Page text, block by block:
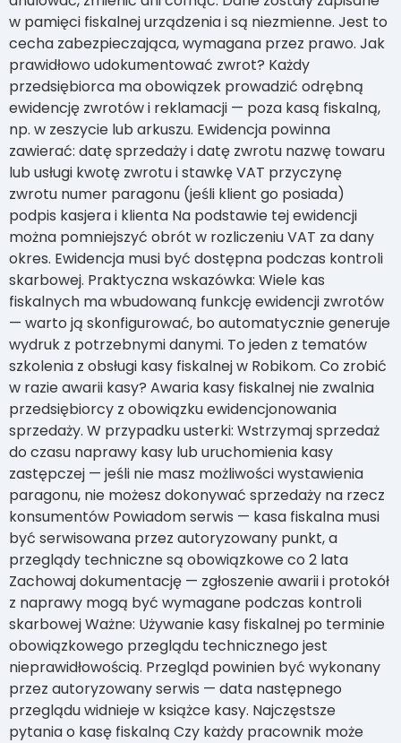
w pamięci fiskalnej urządzenia i są niezmienne. Jest to
cecha zabezpieczająca, wymagana przez prawo. Jak
prawidłowo udokumentować zwrot? Każdy
przedsiębiorca ma obowiązek prowadzić odrębną
ewidencję zwrotów i reklamacji — poza kasą fiskalną,
np. w zeszycie lub arkuszu. Ewidencja powinna
zawierać: datę sprzedaży i datę zwrotu nazwę towaru
lub usługi kwotę zwrotu i stawkę VAT przyczynę
zwrotu numer paragonu (jeśli klient go posiada)
podpis kasjera i klienta Na podstawie tej ewidencji
można pomniejszyć obrót w rozliczeniu VAT za dany
okres. Ewidencja musi być dostępna podczas kontroli
skarbowej. Praktyczna wskazówka: Wiele kas
fiskalnych ma wbudowaną funkcję ewidencji zwrotów
— warto ją skonfigurować, bo automatycznie generuje
wydruk z potrzebnymi danymi. To jeden z tematów
szkolenia z obsługi kasy fiskalnej w Robikom. Co zrobić
w razie awarii kasy? Awaria kasy fiskalnej nie zwalnia
przedsiębiorcy z obowiązku ewidencjonowania
sprzedaży. W przypadku usterki: Wstrzymaj sprzedaż
do czasu naprawy kasy lub uruchomienia kasy
zastępczej — jeśli nie masz możliwości wystawienia
paragonu, nie możesz dokonywać sprzedaży na rzecz
konsumentów Powiadom serwis — kasa fiskalna musi
być serwisowana przez autoryzowany punkt, a
przeglądy techniczne są obowiązkowe co 2 lata
Zachowaj dokumentację — zgłoszenie awarii i protokół
z naprawy mogą być wymagane podczas kontroli
skarbowej Ważne: Używanie kasy fiskalnej po terminie
obowiązkowego przeglądu technicznego jest
nieprawidłowością. Przegląd powinien być wykonany
przez autoryzowany serwis — data następnego
przeglądu widnieje w książce kasy. Najczęstsze
pytania o kasę fiskalną Czy każdy pracownik może